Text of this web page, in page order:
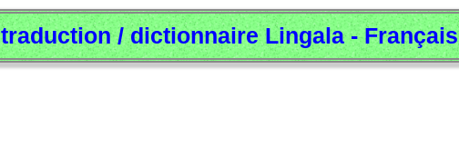
traduction / dictionnaire Lingala - Français